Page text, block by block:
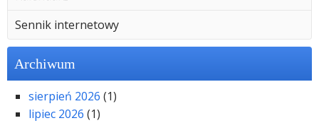
Sennik internetowy
Archiwum
sierpień 2026 (1)
lipiec 2026 (1)